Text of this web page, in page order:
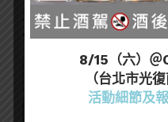
喜歡我們的內容嗎？在此
會員優惠吧！
8/15（六）
（台北市光
活動細節及